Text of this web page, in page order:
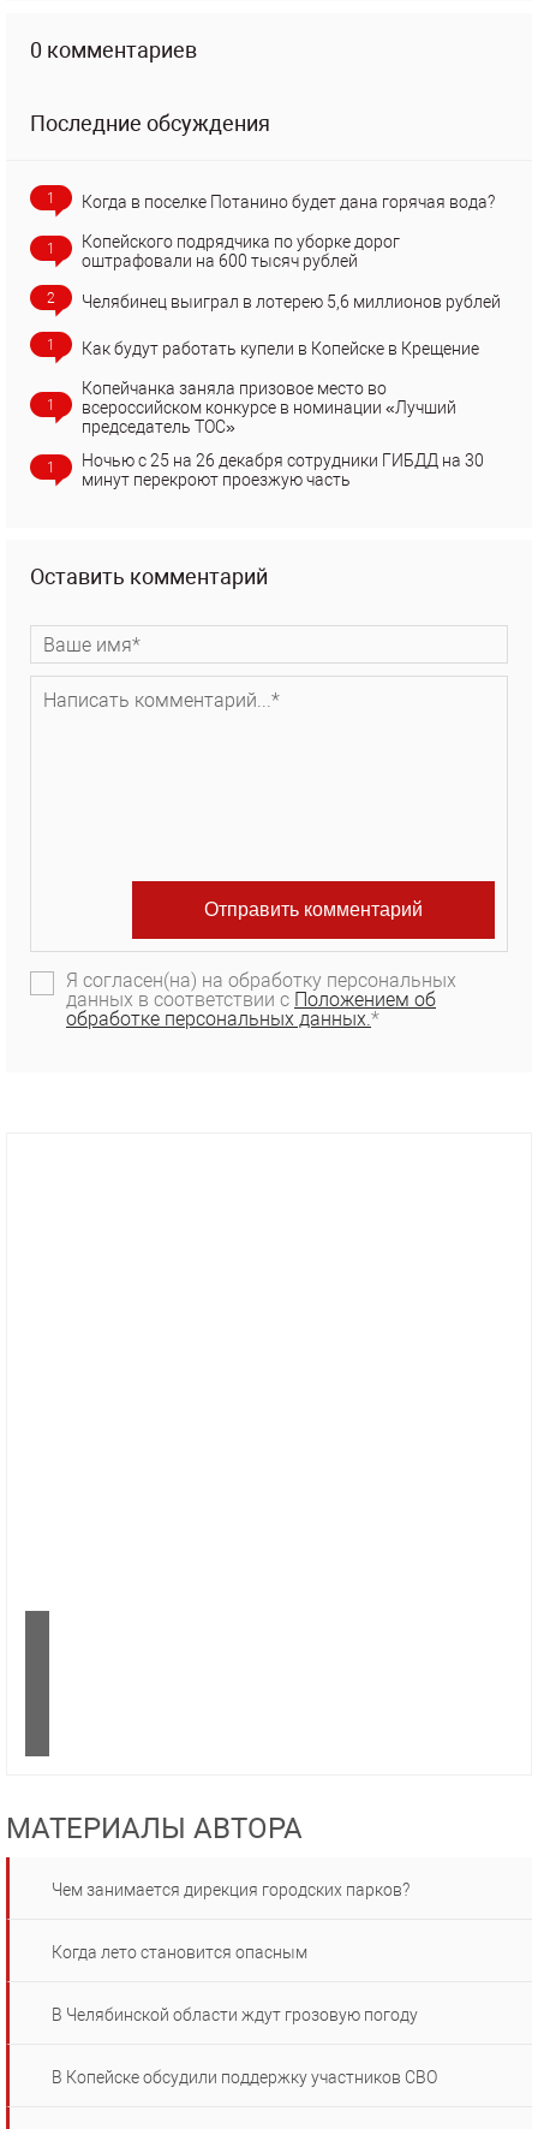
0 комментариев
Последние обсуждения
1 Когда в поселке Потанино будет дана горячая вода?
1
Копейского подрядчика по уборке дорог
оштрафовали на 600 тысяч рублей
2 Челябинец выиграл в лотерею 5,6 миллионов рублей
1 Как будут работать купели в Копейске в Крещение
1
Копейчанка заняла призовое место во
всероссийском конкурсе в номинации «Лучший
председатель ТОС»
1
Ночью с 25 на 26 декабря сотрудники ГИБДД на 30
минут перекроют проезжую часть
Оставить комментарий
Я согласен(на) на обработку персональных
данных в соответствии с Положением об
обработке персональных данных.*
МАТЕРИАЛЫ АВТОРА
Чем занимается дирекция городских парков?
Когда лето становится опасным
В Челябинской области ждут грозовую погоду
В Копейске обсудили поддержку участников СВО